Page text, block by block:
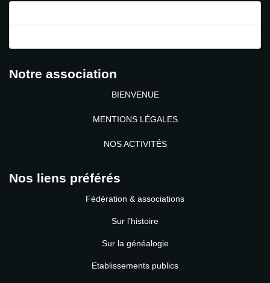
Notre association
BIENVENUE
MENTIONS LÉGALES
NOS ACTIVITÉS
Nos liens préférés
Fédération & associations
Sur l'histoire
Sur la généalogie
Etablissements publics